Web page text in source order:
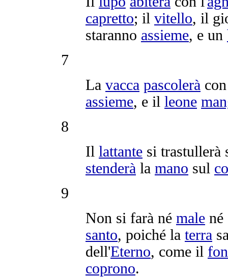
capretto; il vitello, il
staranno assieme, e un
7
La vacca pascolerà
assieme, e il leone
8
Il lattante si trastullerà
stenderà la mano sul
9
Non si farà né male né
santo, poiché la terra
dell'Eterno, come il
coprono.